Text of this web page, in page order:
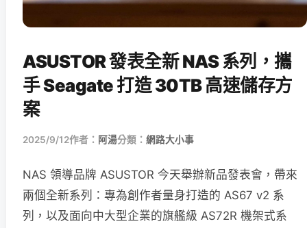
ASUSTOR 發表全新 NAS 系列，攜
手 Seagate 打造 30TB 高速儲存方
案
2025/9/12作者： 阿湯分類： 網路大小事
NAS 領導品牌 ASUSTOR 今天舉辦新品發表會，帶來
兩個全新系列：專為創作者量身打造的 AS67 v2 系
列，以及面向中大型企業的旗艦級 AS72R 機架式系